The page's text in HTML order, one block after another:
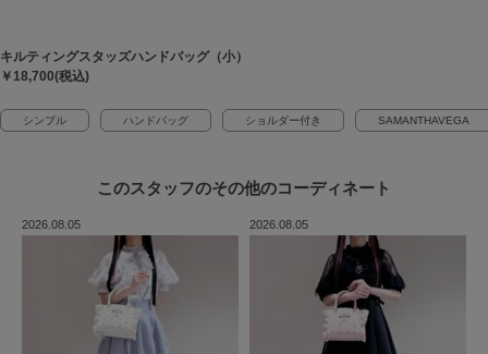
キルティングスタッズハンドバッグ（小）
￥18,700(税込)
シンプル ハンドバッグ ショルダー付き SAMANTHAVEGA
このスタッフのその他のコーディネート
2026.08.05 2026.08.05